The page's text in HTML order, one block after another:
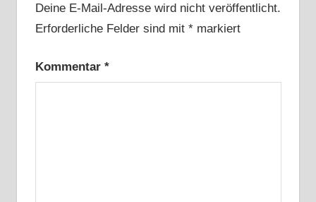
Deine E-Mail-Adresse wird nicht veröffentlicht.
Erforderliche Felder sind mit *markiert
Kommentar *